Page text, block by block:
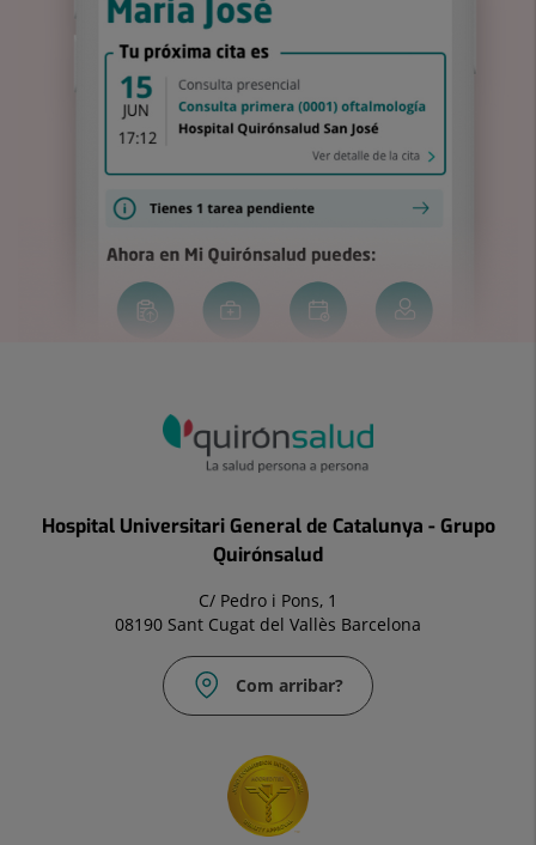
Hospital Universitari General de Catalunya - Grupo
Quirónsalud
C/ Pedro i Pons, 1
08190 Sant Cugat del Vallès Barcelona
Com arribar?